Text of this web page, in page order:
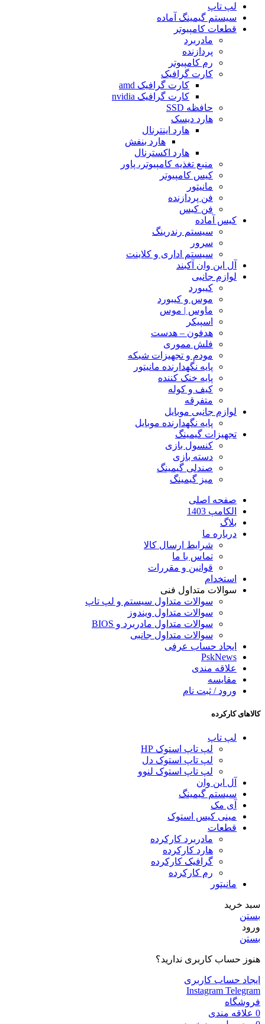
لپ تاپ
سیستم گیمینگ آماده
قطعات کامپیوتر
مادربرد
پردازنده
رم کامپیوتر
کارت گرافیک
کارت گرافیک amd
کارت گرافیک nvidia
حافظه SSD
هارد دیسک
هارد اینترنال
هارد بنفش
هارد اکسترنال
منبع تغذیه کامپیوتر، پاور
کیس کامپیوتر
مانیتور
فن پردازنده
فن کیس
کیس آماده
سیستم رندرینگ
سرور
سیستم‌ اداری و کلاینت
آل این وان آکبند
لوازم جانبی
کیبورد
موس و کیبورد
ماوس | موس
اسپیکر
هدفون – هدست
فلش مموری
مودم و تجهیزات شبکه
پایه نگهدارنده مانیتور
پایه خنک کننده
کیف و کوله
متفرقه
لوازم جانبی موبایل
پایه نگهدارنده موبایل
تجهیزات گیمینگ
کنسول بازی
دسته بازی
صندلی گیمینگ
میز گیمینگ
صفحه اصلی
الکامپ 1403
بلاگ
درباره ما
شرایط ارسال کالا
تماس با ما
قوانین و مقررات
استخدام
سوالات متداول فنی
سوالات متداول سیستم و لپ تاپ
سوالات متداول ویندوز
سوالات متداول مادربرد و BIOS
سوالات متداول جانبی
ایجاد حساب عرفی
PskNews
علاقه مندی
مقایسه
ورود / ثبت نام
کالاهای کارکرده
لپ تاپ
لپ تاپ استوک HP
لپ تاپ استوک دل
لپ تاپ استوک لنوو
آل این وان
سیستم گیمینگ
آی مک
مینی کیس استوک
قطعات
مادربرد کارکرده
هارد کارکرده
گرافیک کارکرده
رم کارکرده
مانیتور
سبد خرید
بستن
ورود
بستن
هنوز حساب کاربری ندارید؟
ایجاد حساب کاربری
Instagram Telegram
فروشگاه
0 علاقه مندی